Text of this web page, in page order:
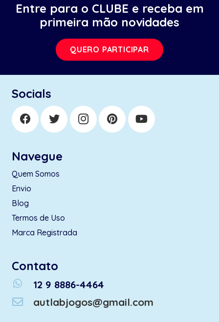
Entre para o CLUBE e receba em
primeira mão novidades
QUERO PARTICIPAR
Socials
Navegue
Quem Somos
Envio
Blog
Termos de Uso
Marca Registrada
Contato
whatsapp
12 9 8886-4464
autlabjogos@gmail.com